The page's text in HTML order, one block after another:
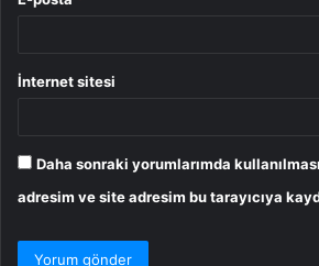
İnternet sitesi
Daha sonraki yorumlarımda
adresim ve site adresim bu tarayıcıya